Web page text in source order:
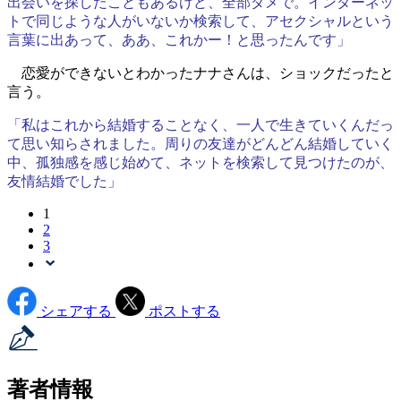
トで同じような人がいないか検索して、アセクシャルという
言葉に出あって、ああ、これかー！と思ったんです」
恋愛ができないとわかったナナさんは、ショックだったと
言う。
「私はこれから結婚することなく、一人で生きていくんだっ
て思い知らされました。周りの友達がどんどん結婚していく
中、孤独感を感じ始めて、ネットを検索して見つけたのが、
友情結婚でした」
1
2
3
シェアする ポストする
著者情報